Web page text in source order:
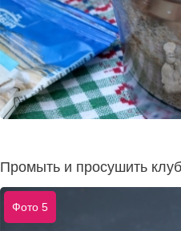
Промыть и просушить
Фото 5